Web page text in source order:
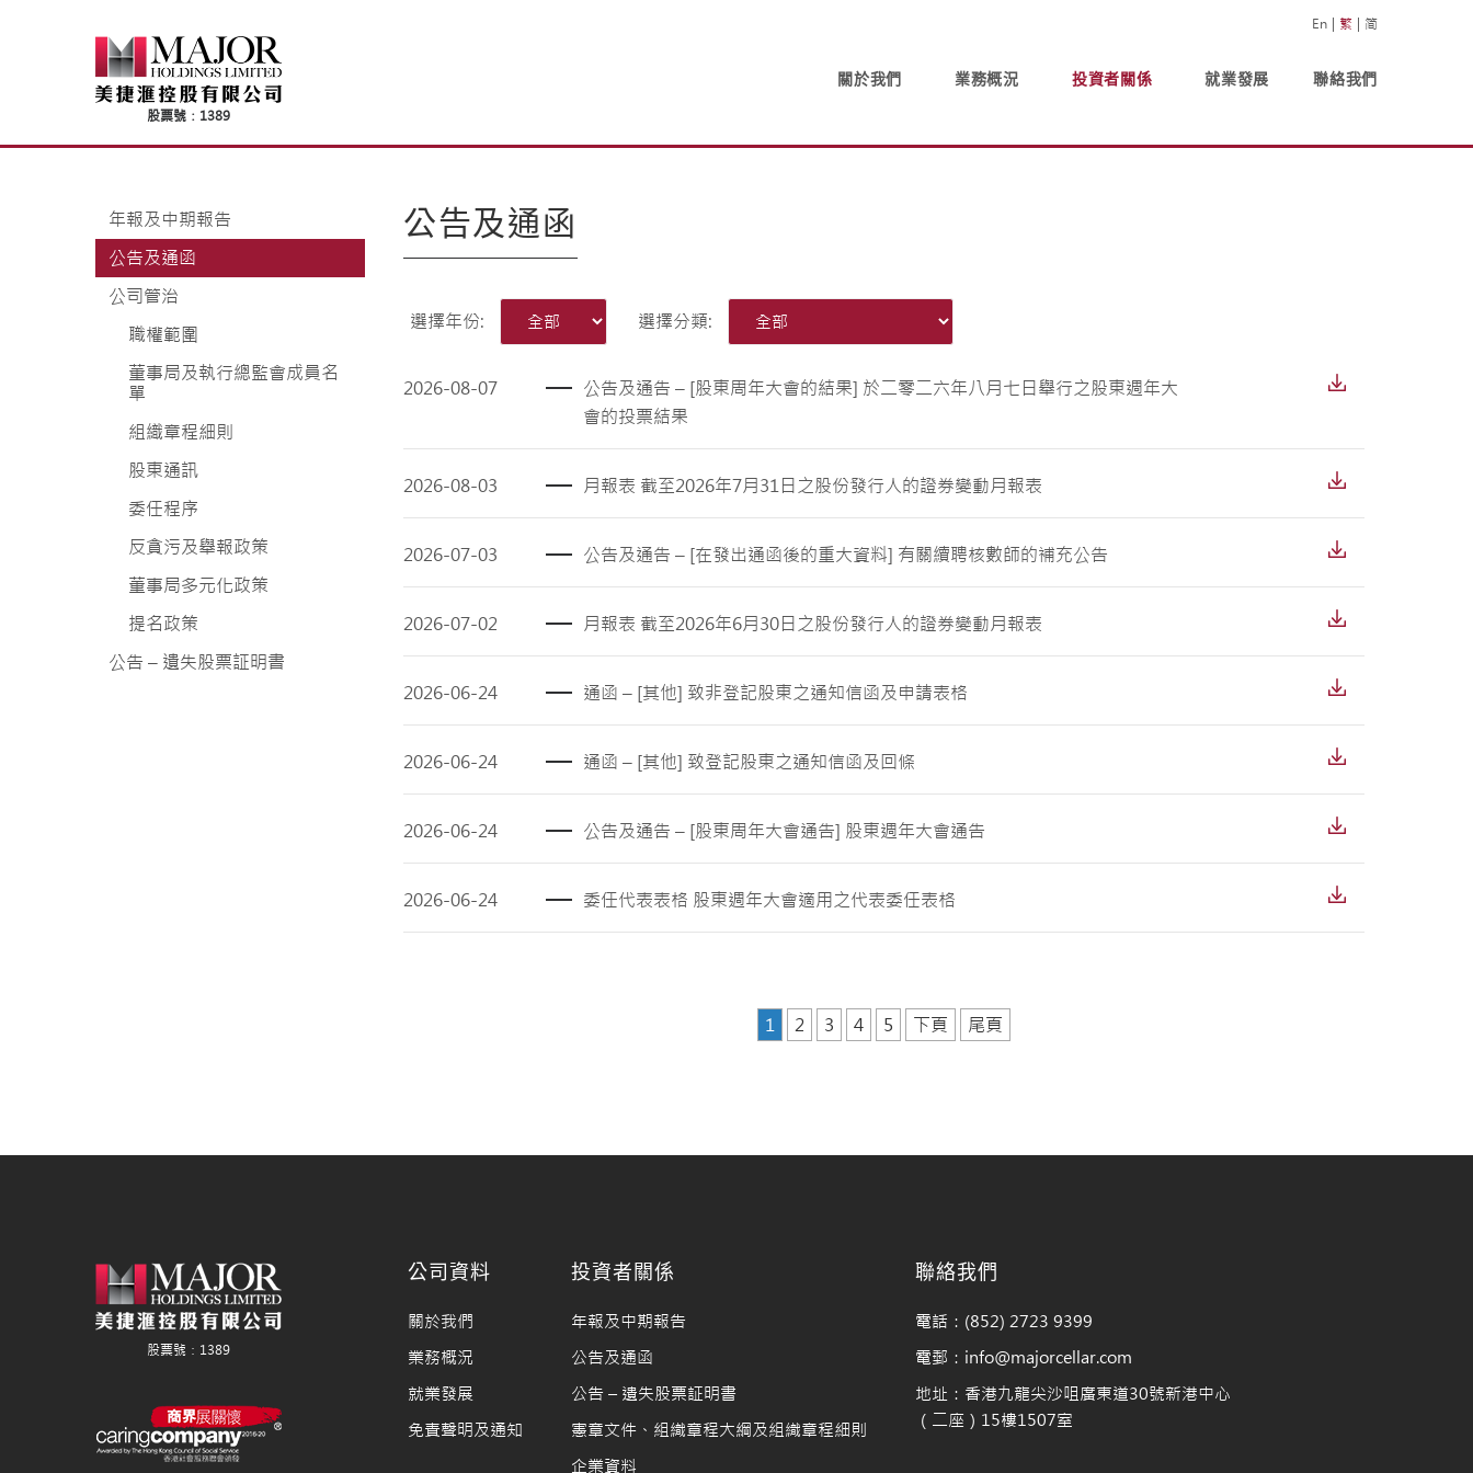
En 繁 简
關於我們 業務概況 投資者關係 就業發展 聯絡我們
年報及中期報告
公告及通函
公司管治
職權範圍
董事局及執行總監會成員名
單
組織章程細則
股東通訊
委任程序
反貪污及舉報政策
董事局多元化政策
提名政策
公告 – 遺失股票証明書
公告及通函
選擇年份: 選擇分類:
2026-08-07
公告及通告 – [股東周年大會的結果] 於二零二六年八月七日舉行之股東週年大
會的投票結果
2026-08-03 月報表 截至2026年7月31日之股份發行人的證券變動月報表
2026-07-03 公告及通告 – [在發出通函後的重大資料] 有關續聘核數師的補充公告
2026-07-02 月報表 截至2026年6月30日之股份發行人的證券變動月報表
2026-06-24 通函 – [其他] 致非登記股東之通知信函及申請表格
2026-06-24 通函 – [其他] 致登記股東之通知信函及回條
2026-06-24 公告及通告 – [股東周年大會通告] 股東週年大會通告
2026-06-24 委任代表表格 股東週年大會適用之代表委任表格
1 2 3 4 5 下頁 尾頁
公司資料
關於我們
業務概況
就業發展
免責聲明及通知
投資者關係
年報及中期報告
公告及通函
公告 – 遺失股票証明書
憲章文件、組織章程大綱及組織章程細則
企業資料
聯絡我們
電話：(852) 2723 9399
電郵：info@majorcellar.com
地址：香港九龍尖沙咀廣東道30號新港中心
（二座）15樓1507室